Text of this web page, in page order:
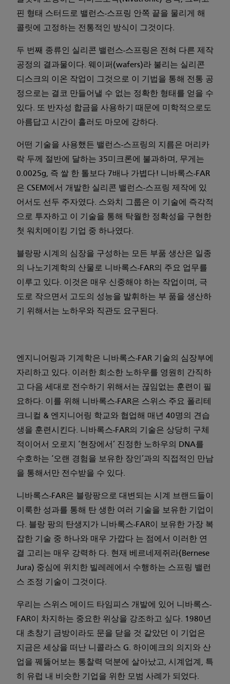
핀 형태 스터드로 밸런스-스프링 안쪽 끝을 물리게 해
콜릿에 고정하는 전통적인 방식이 그것이다.
두 번째 종류인 실리콘 밸런스-스프링은 전혀 다른 제작
공정의 결과물이다. 웨이퍼(wafers)라 불리는 실리콘
디스크의 이온 작업이 그것으로 이 기법을 통해 전통 공
정으로는 결코 만들어낼 수 없는 정확한 형태를 얻을 수
있다. 또 반자성 합금을 사용하기 때문에 미학적으로도
아름답고 시간이 흘러도 마모에 강하다.
어떤 기술을 사용했든 밸런스-스프링의 지름은 머리카
락 두께 절반에 달하는 35미크론에 불과하며, 무게는
0.0025g, 즉 쌀 한 톨보다 7배나 가볍다! 니바록스-FAR
은 CSEM에서 개발한 실리콘 밸런스-스프링 제작에 있
어서도 선두 주자였다. 스와치 그룹은 이 기술에 즉각적
으로 투자하고 이 기술을 통해 탁월한 정확성을 구현한
첫 워치메이킹 기업 중 하나였다.
블랑팡 시계의 심장을 구성하는 모든 부품 생산은 일종
의 나노기계학의 산물로 니바록스-FAR의 주요 업무를
이루고 있다. 이것은 매우 신중해야 하는 작업이며, 극
도로 작으면서 고도의 성능을 발휘하는 부 품을 생산하
기 위해서는 노하우와 직관도 요구된다.
엔지니어링과 기계학은 니바록스-FAR 기술의 심장부에
자리하고 있다. 이러한 희소한 노하우를 영원히 간직하
고 다음 세대로 전수하기 위해서는 끊임없는 훈련이 필
요하다. 이를 위해 니바록스-FAR은 스위스 주요 폴리테
크니컬 & 엔지니어링 학교와 협업해 매년 40명의 견습
생을 훈련시킨다. 니바록스-FAR의 기술은 상당히 구체
적이어서 오로지 ‘현장에서’ 진정한 노하우의 DNA를
수호하는 ‘오랜 경험을 보유한 장인’과의 직접적인 만남
을 통해서만 전수받을 수 있다.
니바록스-FAR은 블랑팡으로 대변되는 시계 브랜드들이
이룩한 성과를 통해 탄 생한 여러 기술을 보유한 기업이
다. 블랑 팡의 탄생지가 니바록스-FAR이 보유한 가장 복
잡한 기술 중 하나와 매우 가깝다 는 점에서 이러한 연
결 고리는 매우 강력하 다. 현재 베르네제쥐라(Bernese
Jura) 중심에 위치한 빌레레에서 수행하는 스프링 밸런
스 조정 기술이 그것이다.
우리는 스위스 메이드 타임피스 개발에 있어 니바록스-
FAR이 차지하는 중요한 위상을 강조하고 싶다. 1980년
대 초창기 금방이라도 문을 닫을 것 같았던 이 기업은
지금은 세상을 떠난 니콜라스 G. 하이예크의 의지와 산
업을 꿰뚫어보는 통찰력 덕분에 살아났고, 시계업계, 특
히 유럽 내 비슷한 기업을 위한 모범 사례가 되었다.